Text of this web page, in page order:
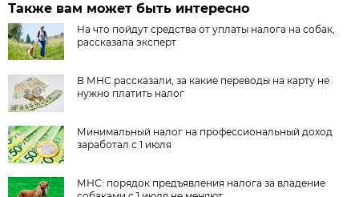
Также вам может быть интересно
На что пойдут средства от уплаты налога на собак,
рассказала эксперт
В МНС рассказали, за какие переводы на карту не
нужно платить налог
Минимальный налог на профессиональный доход
заработал с 1 июля
МНС: порядок предъявления налога за владение